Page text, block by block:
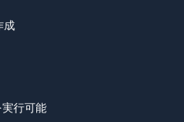
成
行可能